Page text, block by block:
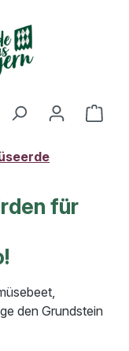
für
den Grundstein